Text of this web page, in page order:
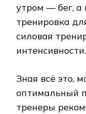
утром — бег, а
тренировка
силовая
интенсивности.
Зная всё это,
оптимальный
тренеры